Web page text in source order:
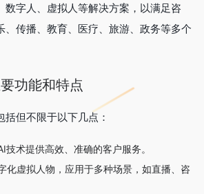
数字人、虚拟人等解决方案，以满足咨
、传播、教育、医疗、旅游、政务等多个
功能和特点
但不限于以下几点：
技术提供高效、准确的客户服务。
化虚拟人物，应用于多种场景，如直播、咨